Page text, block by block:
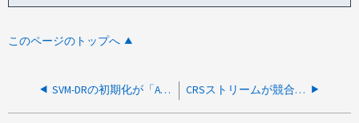
このページのトップへ
SVM-DRの初期化が「Apply failed for Object：quota_rules_ui_table method：baseline」というメッセージで失敗します。理由：エントリが重複しています。 CRSストリームが競合しているため、SVM DRが初期化と再同期を実行できません